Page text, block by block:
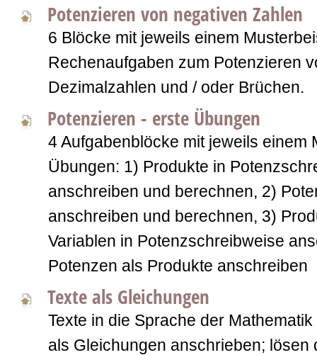
Potenzieren von negativen Zahlen
6 Blöcke mit jeweils einem
Rechenaufgaben zum Potenzieren
Dezimalzahlen und / oder Brüchen.
Potenzieren - erste Übungen
4 Aufgabenblöcke mit jeweils einem
Übungen: 1) Produkte in
anschreiben und berechnen, 2)
anschreiben und berechnen, 3)
Variablen in Potenzschreibweise
Potenzen als Produkte anschreiben
Texte als Gleichungen
Texte in die Sprache der
als Gleichungen anschrieben; lösen